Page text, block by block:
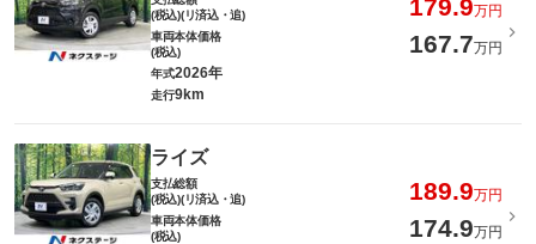
(税込)(リ済込・追)
179.9万円
車両本体価格
(税込)
167.7万円
年式2026年
走行9km
ライズ
支払総額
(税込)(リ済込・追)
189.9万円
車両本体価格
(税込)
174.9万円